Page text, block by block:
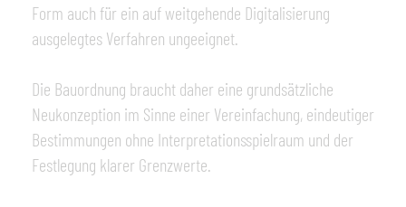
Form auch für ein auf weitgehende Digitalisierung
ausgelegtes Verfahren ungeeignet.
Die Bauordnung braucht daher eine grundsätzliche
Neukonzeption im Sinne einer Vereinfachung, eindeutiger
Bestimmungen ohne Interpretationsspielraum und der
Festlegung klarer Grenzwerte.